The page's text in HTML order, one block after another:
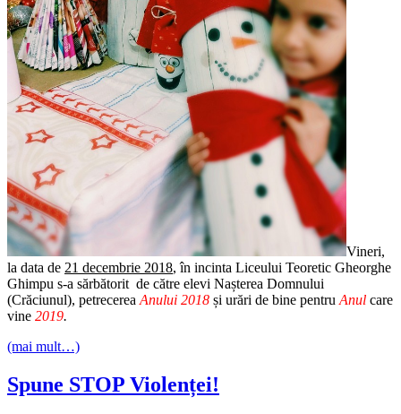
Vineri,
la data de 21 decembrie 2018, în incinta Liceului Teoretic Gheorghe
Ghimpu s-a sărbătorit de către elevi Nașterea Domnului
(Crăciunul), petrecerea Anului 2018 și urări de bine pentru Anul care
vine 2019.
(mai mult…)
Spune STOP Violenței!